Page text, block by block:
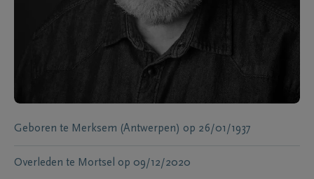
Geboren te Merksem (Antwerpen) op 26/01/1937
Overleden te Mortsel op 09/12/2020